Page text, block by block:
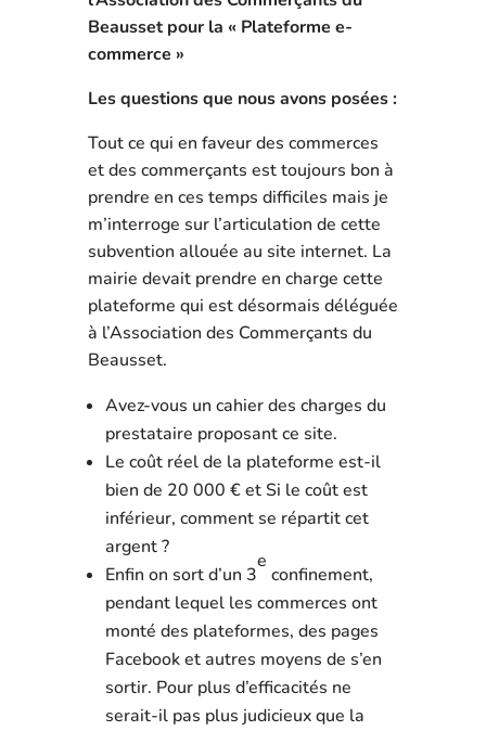
Beausset pour la « Plateforme e-
commerce »
Les questions que nous avons posées :
Tout ce qui en faveur des commerces
et des commerçants est toujours bon à
prendre en ces temps difficiles mais je
m’interroge sur l’articulation de cette
subvention allouée au site internet. La
mairie devait prendre en charge cette
plateforme qui est désormais déléguée
à l’Association des Commerçants du
Beausset.
Avez-vous un cahier des charges du
prestataire proposant ce site.
Le coût réel de la plateforme est-il
bien de 20 000 € et Si le coût est
inférieur, comment se répartit cet
argent ?
Enfin on sort d’un 3
e
confinement,
pendant lequel les commerces ont
monté des plateformes, des pages
Facebook et autres moyens de s’en
sortir. Pour plus d’efficacités ne
serait-il pas plus judicieux que la